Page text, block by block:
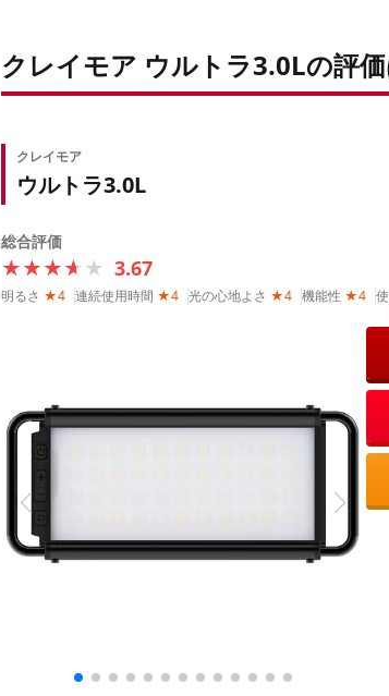
クレイモア ウルトラ3.0Lの評価
クレイモア
ウルトラ3.0L
総合評価
★★★★★
★★★★★ 3.67
明るさ ★4 連続使用時間 ★4 光の心地よさ ★4 機能性 ★4